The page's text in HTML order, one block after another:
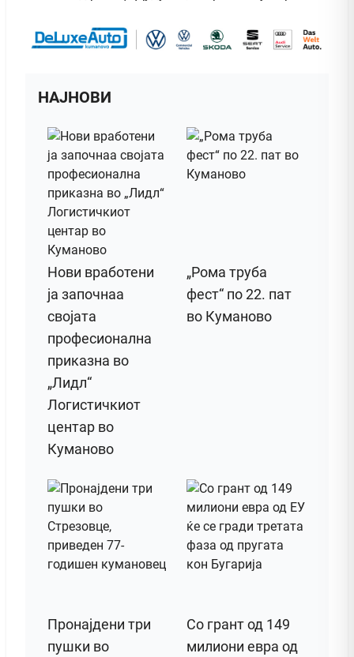
НАЈНОВИ
Нови вработени
ја започнаа
својата
професионална
приказна во
„Лидл“
Логистичкиот
центар во
Куманово
„Рома труба
фест“ по 22. пат
во Куманово
Пронајдени три
пушки во
Со грант од 149
милиони евра од